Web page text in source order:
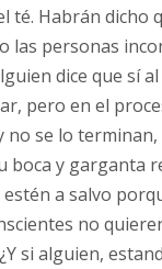
té. Habrán dicho
las personas
dice que sí
pero en el
no se lo
boca y garganta
a salvo
no
si alguien,